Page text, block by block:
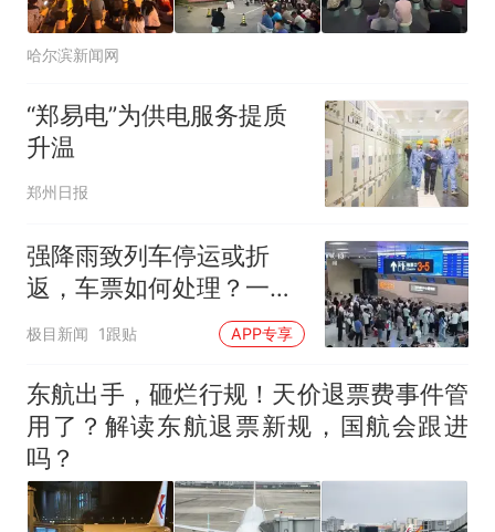
哈尔滨新闻网
“郑易电”为供电服务提质
升温
郑州日报
强降雨致列车停运或折
返，车票如何处理？一文
梳理
极目新闻 1跟贴 APP专享
东航出手，砸烂行规！天价退票费事件管
用了？解读东航退票新规，国航会跟进
吗？